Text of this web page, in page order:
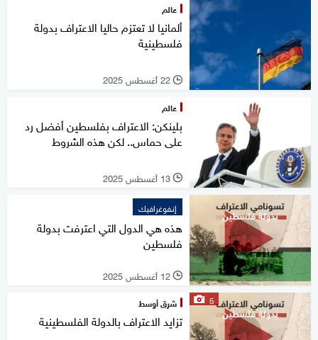
عالم
ألمانيا لا تعتزم حاليا الاعتراف بدولة
فلسطينية
l 22 أغسطس 2025
عالم
بلينكن: الاعتراف بفلسطين أفضل رد
على حماس.. لكن هذه الشروط
l 13 أغسطس 2025
إنفوغرافيك
هذه هي الدول التي اعترفت بدولة
فلسطين
l 12 أغسطس 2025
5 شرق أوسط
تزايد الاعتراف بالدولة الفلسطينية